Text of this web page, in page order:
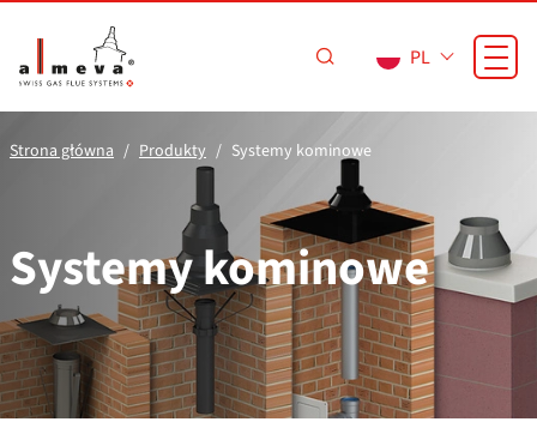
PL
Strona główna Produkty Systemy kominowe
Systemy kominowe